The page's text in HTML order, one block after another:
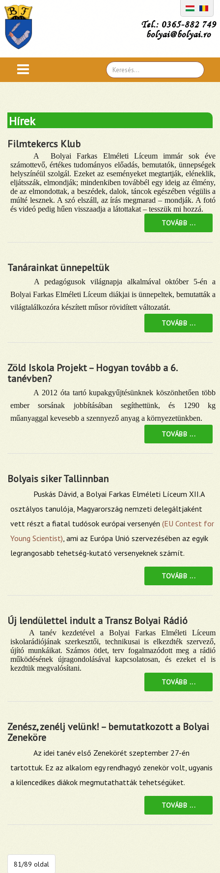
Tel.: 0365-882 749
bolyai@bolyai.ro
Search
...
Hírek
Filmtekercs Klub
A Bolyai Farkas Elméleti Líceum immár sok éve
számottevő, értékes tudományos előadás, bemutatók, ünnepségek
helyszínéül szolgál. Ezeket az eseményeket megtartják, eléneklik,
eljátsszák, elmondják; mindenkiben továbbél egy ideig az élmény,
de az elmondottak, a beszédek, dalok, táncok egészében végülis a
múlté lesznek. A szó elszáll, az írás megmarad – mondják. A fotó
és videó pedig hűen visszaadja a látottakat – tesszük mi hozzá.
TOVÁBB ...
Tanárainkat ünnepeltük
A pedagógusok világnapja alkalmával október 5-én a
Bolyai Farkas Elméleti Líceum diákjai is ünnepeltek, bemutatták a
világtalálkozóra készített műsor rövidített változatát.
TOVÁBB ...
Zöld Iskola Projekt – Hogyan tovább a 6.
tanévben?
A 2012 óta tartó kupakgyűjtésünknek köszönhetően több
ember sorsának jobbításában segíthettünk, és 1290 kg
műanyaggal kevesebb a szennyező anyag a környezetünkben.
TOVÁBB ...
Bolyais siker Tallinnban
Puskás Dávid, a Bolyai Farkas Elméleti Líceum XII.A
osztályos tanulója, Magyarország nemzeti delegáltjaként
vett részt a fiatal tudósok európai versenyén (EU Contest for
Young Scientist), ami az Európa Unió szervezésében az egyik
legrangosabb tehetség-kutató versenyeknek számít.
TOVÁBB ...
Új lendülettel indult a Transz Bolyai Rádió
A tanév kezdetével a Bolyai Farkas Elméleti Líceum
iskolarádiójának szerkesztői, technikusai is elkezdték szervező,
újító munkáikat. Számos ötlet, terv fogalmazódott meg a rádió
működésének újragondolásával kapcsolatosan, és ezeket el is
kezdtük megvalósítani.
TOVÁBB ...
Zenész, zenélj velünk! – bemutatkozott a Bolyai
Zeneköre
Az idei tanév első Zenekörét szeptember 27-én
tartottuk. Ez az alkalom egy rendhagyó zenekör volt, ugyanis
a kilencedikes diákok megmutathatták tehetségüket.
TOVÁBB ...
81/89 oldal